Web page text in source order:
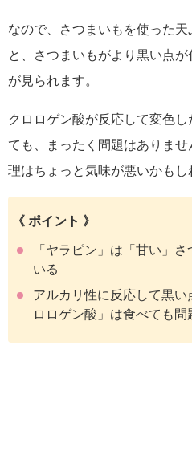
なので、さつまいもを使った
と、さつまいもがより黒い点
が見られます。
クロロゲン酸が反応して変色
ても、まったく問題はありま
理はちょっと気味が悪いかもし
《 ポイント 》
「ヤラピン」は「甘い」
いる
アルカリ性に反応して黒い
ロロゲン酸」は食べても問